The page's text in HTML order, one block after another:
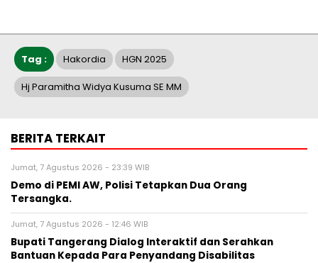
Tag : Hakordia HGN 2025
Hj Paramitha Widya Kusuma SE MM
BERITA TERKAIT
Jumat, 7 Agustus 2026 - 23:39 WIB
Demo di PEMI AW, Polisi Tetapkan Dua Orang
Tersangka.
Jumat, 7 Agustus 2026 - 12:46 WIB
Bupati Tangerang Dialog Interaktif dan Serahkan
Bantuan Kepada Para Penyandang Disabilitas